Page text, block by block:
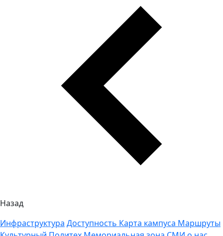
Назад
Инфраструктура Доступность Карта кампуса Маршруты